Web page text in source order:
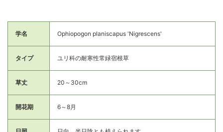
学名 Ophiopogon planiscapus 'Nigrescens'
タイプ ユリ科の耐寒性常緑宿根草
草丈 20～30cm
開花期 6～8月